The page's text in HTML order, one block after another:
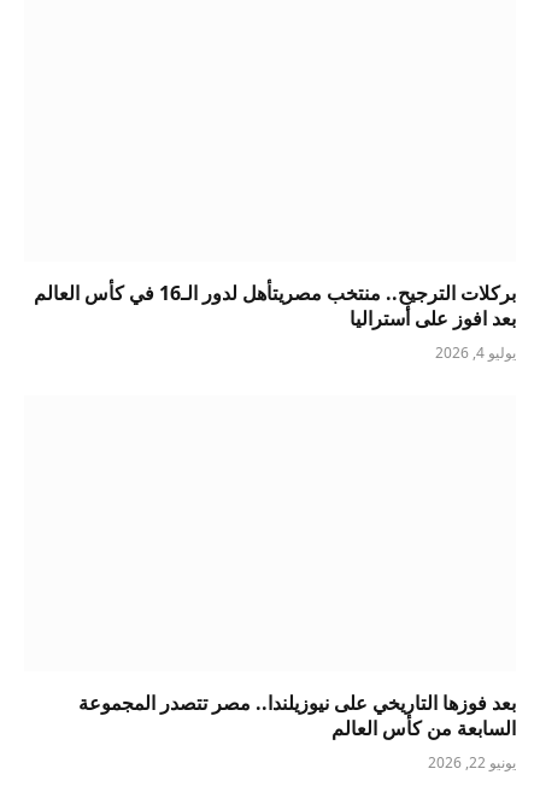
بركلات الترجيح.. منتخب مصريتأهل لدور الـ16 في كأس العالم
بعد افوز على أستراليا
يوليو 4, 2026
بعد فوزها التاريخي على نيوزيلندا.. مصر تتصدر المجموعة
السابعة من كأس العالم
يونيو 22, 2026